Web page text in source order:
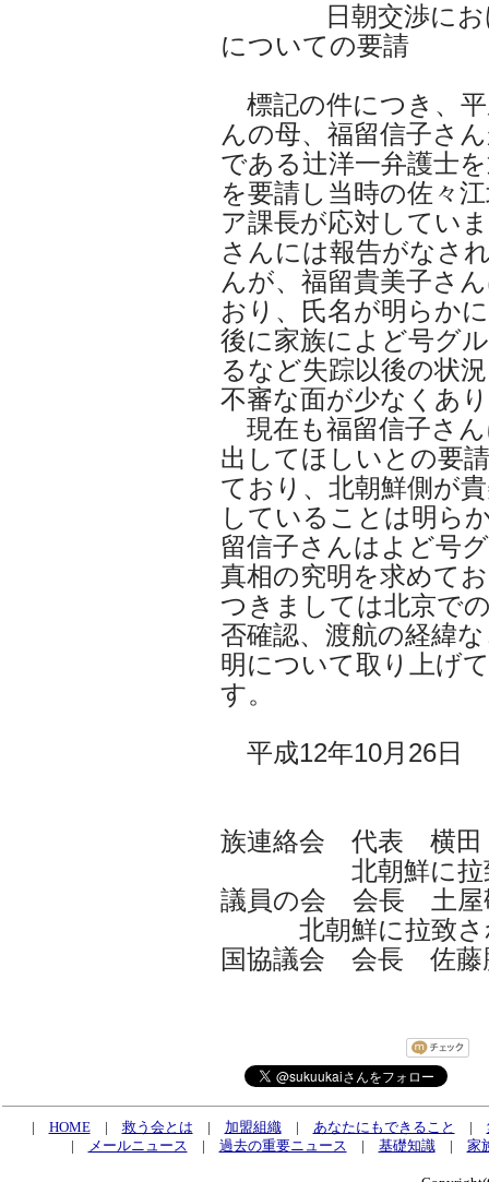
日朝交渉におけ
についての要請
標記の件につき、平
んの母、福留信子さ
である辻洋一弁護士
を要請し当時の佐々
ア課長が応対してい
さんには報告がなさ
んが、福留貴美子さ
おり、氏名が明らか
後に家族によど号グ
るなど失踪以後の状
不審な面が少なくあ
現在も福留信子さ
出してほしいとの要
ており、北朝鮮側が
していることは明ら
留信子さんはよど号
真相の究明を求めて
つきましては北京で
否確認、渡航の経緯
明について取り上げ
す。
平成12年10月26日
族連絡会 代表 横
北朝鮮に拉致さ
議員の会 会長 土屋
北朝鮮に拉致され
国協議会 会長 佐藤
| HOME| 救う会とは | 加盟組織| あなたにもできること |
|
メールニュース | 過去の重要ニュース | 基礎知識| 家